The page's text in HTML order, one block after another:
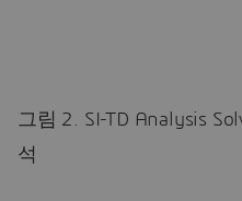
그림 2. SI-TD Analysis
석